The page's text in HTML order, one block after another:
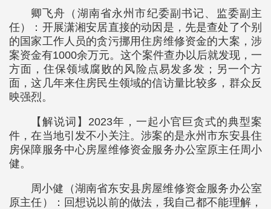
卿飞舟（湖南省永州市纪委副书记、监委副主
任）：开展潇湘安居直接的动因是，先是查处了个别
的国家工作人员的贪污挪用住房维修资金的大案，涉
案资金有1000余万元。这个案件查办以后就发现，一
方面，住保领域腐败的风险点易发多发；另一个方
面，这几年来住房民生领域的信访量比较多，群众反
映强烈。
【解说词】2023年，一起小官巨贪式的典型案
件，在当地引发不小关注。涉案的是永州市东安县住
房保障服务中心房屋维修资金服务办公室原主任周小
健。
周小健（湖南省东安县房屋维修资金服务办公室
原主任）：回想说以前的做法，我自己都不能理解，